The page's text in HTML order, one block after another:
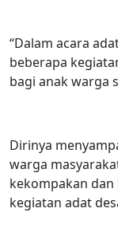
“Dalam acara
beberapa
bagi anak warga
Dirinya
warga
kekompakan
kegiatan adat